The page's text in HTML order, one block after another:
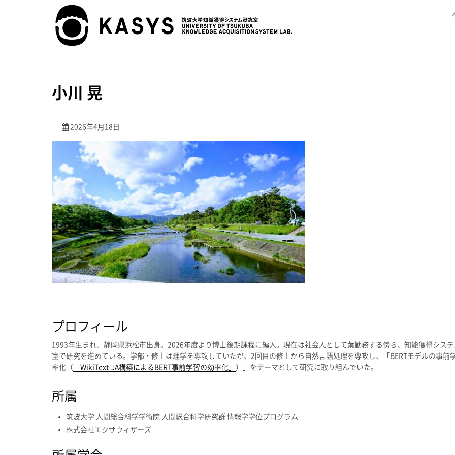
小川 晃
2026年4月18日
プロフィール
1993年生まれ。静岡県浜松市出身。2026年度より博士後期課程に編入。現在は社会人として葉勤務する傍ら、知能獲得システ
室で研究を進めている。学部・修士は理学を専攻していたが、2回目の修士から自然言語処理を専攻し、「BERTモデルの事前
率化（
「WikiText-JA構築によるBERT事前学習の効率化」 ）」をテーマとして研究に取り組んでいた。
所属
筑波大学 人間総合科学学術院 人間総合科学研究群 情報学学位プログラム
株式会社エクサウィザーズ